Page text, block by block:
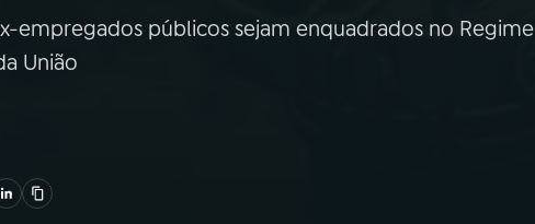
empregados públicos sejam enquadrados no Regime
União